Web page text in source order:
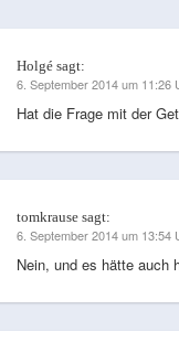
Holgé sagt:
6. September 2014 um 11:26
Hat die Frage mit der
tomkrause sagt:
6. September 2014 um 13:54
Nein, und es hätte auch